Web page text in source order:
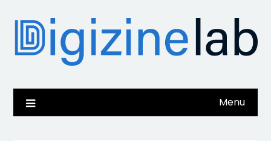
content
Menu